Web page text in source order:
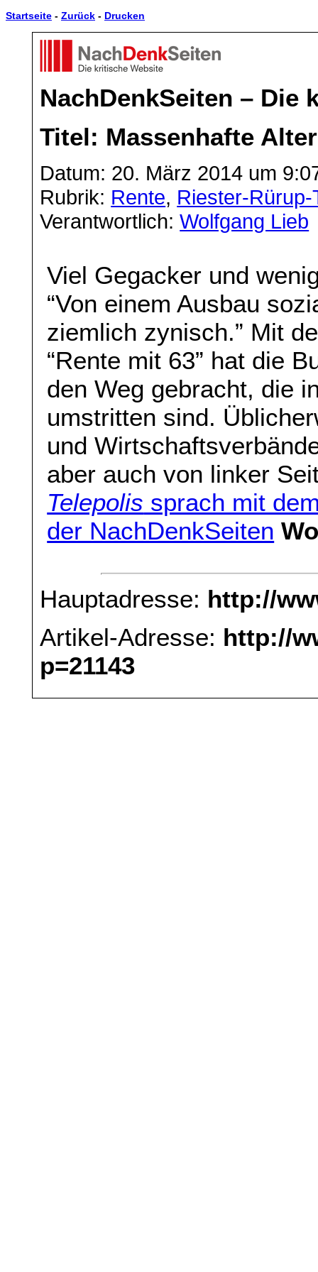
Startseite - Zurück - Drucken
NachDenkSeiten – Die
Titel: Massenhafte
Datum: 20. März 2014 um
Rubrik: Rente, Riester-
Verantwortlich:Wolfgang Lieb
Viel Gegacker und
“Von einem Ausbau
ziemlich zynisch.” Mit
“Rente mit 63” hat die
den Weg gebracht, die
umstritten sind.
und
aber auch von linker
Telepolis sprach mit
der NachDenkSeiten
Hauptadresse: http://
Artikel-Adresse: http://
p=21143